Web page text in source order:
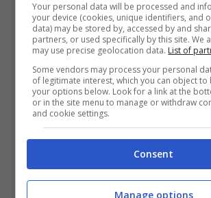
che le regole sono uguali per
questa è un altra storia che vi
prossimamente.”
Ma perchè il
deciso di eliminare Daniele?
motivo che ha fatto scaturire
provvedimento così decisivo?
GFVIP7, Daniele
Your personal data will be processed and
your device (cookies, unique identifiers, and
data) may be stored by, accessed by and
partners, or used specifically by this site. We
may use precise geolocation data. List of
Some vendors may process your personal
of legitimate interest, which you can object to
your options below. Look for a link at the
or in the site menu to manage or withdraw
and cookie settings.
Consent
Manage options